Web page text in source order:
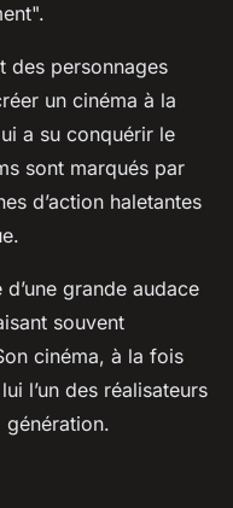
des personnages
un cinéma à la
a su conquérir le
sont marqués par
d’action haletantes
grande audace
souvent
cinéma, à la fois
l’un des réalisateurs
génération.